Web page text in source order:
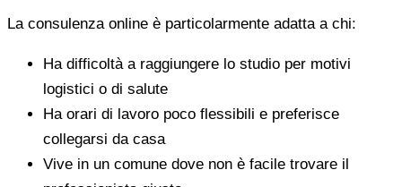
La consulenza online è particolarmente adatta a chi:
Ha difficoltà a raggiungere lo studio per motivi
logistici o di salute
Ha orari di lavoro poco flessibili e preferisce
collegarsi da casa
Vive in un comune dove non è facile trovare il